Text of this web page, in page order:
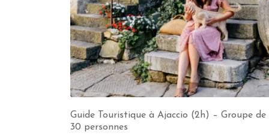
Guide Touristique à Ajaccio (2h) – Groupe de
30 personnes